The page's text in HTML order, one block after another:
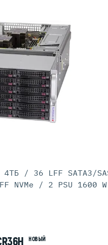
/ 36 LFF SATA3/
NVMe / 2 PSU 1600
НОВЫЙ